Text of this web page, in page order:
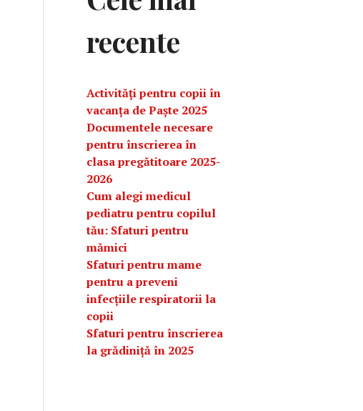
recente
Activități pentru copii în
vacanța de Paște 2025
Documentele necesare
pentru înscrierea în
clasa pregătitoare 2025-
2026
Cum alegi medicul
pediatru pentru copilul
tău: Sfaturi pentru
mămici
Sfaturi pentru mame
pentru a preveni
infecțiile respiratorii la
copii
Sfaturi pentru înscrierea
la grădiniță în 2025